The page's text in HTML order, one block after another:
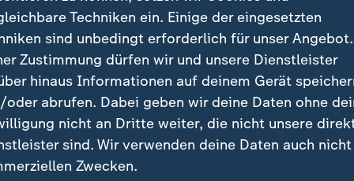
in der Versenkung
der deutschen Para-Alpinski-Fahrer
das Event durchgängig
Weltcup am Feldberg wird durchgängig imZDF-
Kreiter wird dann als Experte dabei sein: "Die
Techniken ein. Einige der eingesetzten
sind unbedingt erforderlich für unser
Zustimmung dürfen wir und unsere Dienstleister
hinaus Informationen auf deinem Gerät
oder abrufen. Dabei geben wir deine Daten ohne
nicht an Dritte weiter, die nicht unsere
sind. Wir verwenden deine Daten auch nicht
Zwecken.